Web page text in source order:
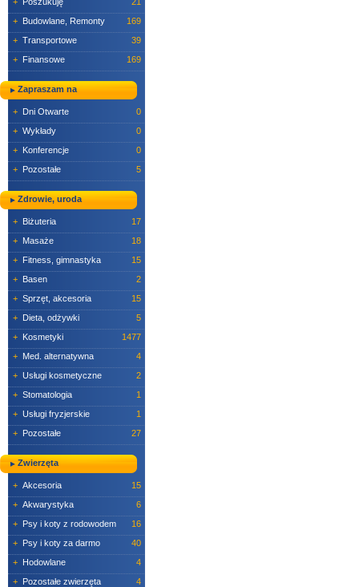
+ Budowlane, Remonty
169
+ Transportowe
39
+ Finansowe 169
Zapraszam na
+ Dni Otwarte
0
+ Wykłady
0
+ Konferencje
0
+ Pozostałe 5
Zdrowie, uroda
+ Biżuteria
17
+ Masaże
18
+ Fitness, gimnastyka
15
+ Basen
2
+ Sprzęt, akcesoria
15
+ Dieta, odżywki
5
+ Kosmetyki
1477
+ Med. alternatywna
4
+ Usługi kosmetyczne
2
+ Stomatologia
1
+ Usługi fryzjerskie
1
+ Pozostałe 27
Zwierzęta
+ Akcesoria
15
+ Akwarystyka
6
+ Psy i koty z rodowodem
16
+ Psy i koty za darmo
40
+ Hodowlane
4
+ Pozostałe zwierzęta
4